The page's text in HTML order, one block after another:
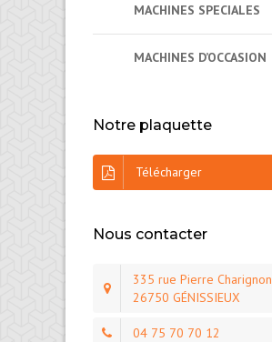
MACHINES SPECIALES
MACHINES D’OCCASION
Notre plaquette
Télécharger
Nous contacter
335 rue Pierre Charignon
26750 GÉNISSIEUX
04 75 70 70 12